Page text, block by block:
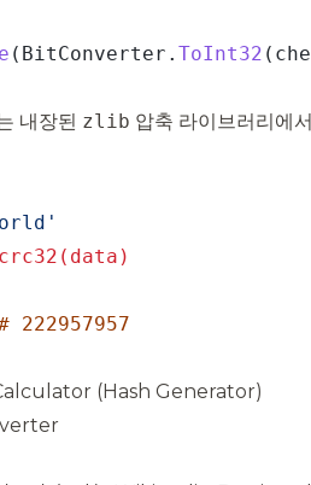
(BitConverter. ToInt32
내장된 zlib 압축 라이브러리에
222957957
(Hash Generator)